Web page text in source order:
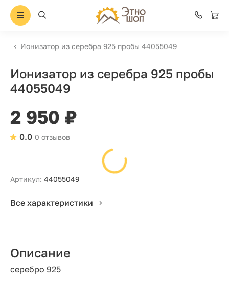
Ионизатор из серебра 925 пробы 44055049
Ионизатор из серебра 925 пробы
44055049
2 950 ₽
0 отзывов
0.0
Артикул: 44055049
Все характеристики
Описание
серебро 925